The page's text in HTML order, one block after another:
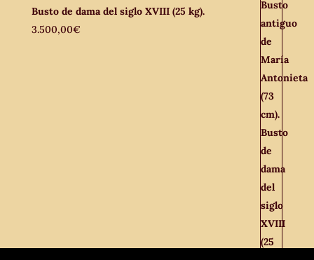
Busto de dama del siglo XVIII (25 kg).
3.500,00€